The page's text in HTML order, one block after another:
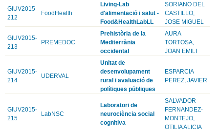
GIUV2015-
212
FoodHealth
Living-Lab
d'alimentació i salut -
Food&HealthLabLL
SORIANO DEL
CASTILLO,
JOSE MIGUEL
GIUV2015-
213
PREMEDOC
Prehistòria de la
Mediterrània
occidental
AURA
TORTOSA,
JOAN EMILI
GIUV2015-
214
UDERVAL
Unitat de
desenvolupament
rural i avaluació de
polítiques públiques
ESPARCIA
PEREZ, JAVIER
GIUV2015-
215
LabNSC
Laboratori de
neurociència social
cognitiva
SALVADOR
FERNANDEZ-
MONTEJO,
OTILIA ALICIA